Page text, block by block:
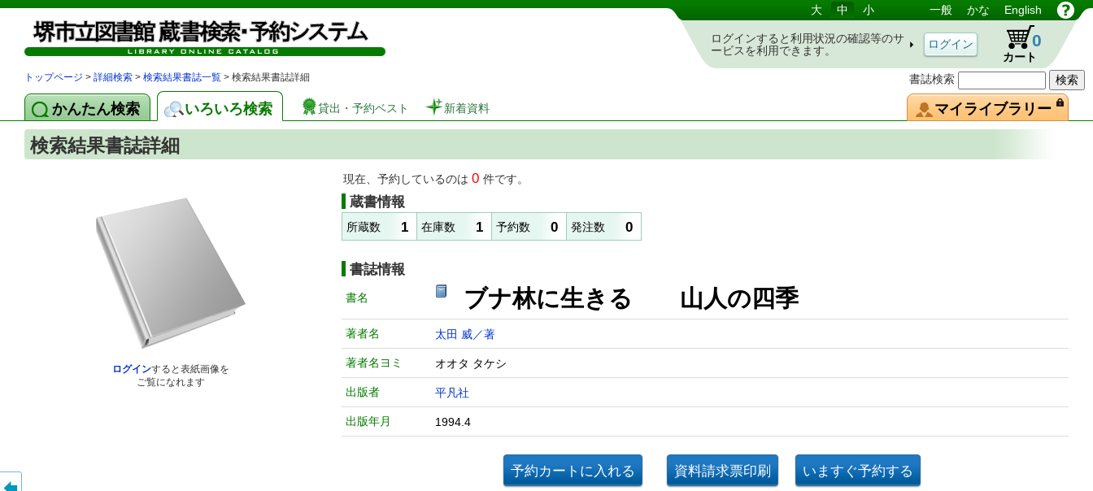
図書館 蔵書検索・予約システム
書誌検索
大 中 小 一般 かな English
ログインすると利用状況の確認等のサ
ービスを利用できます。
カート
0
トップページ > 詳細検索 > 検索結果書誌一覧 > 検索結果書誌詳細
かんたん検索 いろいろ検索 貸出・予約ベスト 新着資料 マイライブラリー
検索結果書誌詳細
ログインすると表紙画像を
ご覧になれます
現在、予約しているのは 0 件です。
蔵書情報
所蔵数 1 在庫数 1 予約数 0 発注数 0
書誌情報
書名 ブナ林に生きる 山人の四季
著者名 太田 威／著
著者名ヨミ オオタ タケシ
出版者 平凡社
出版年月 1994.4